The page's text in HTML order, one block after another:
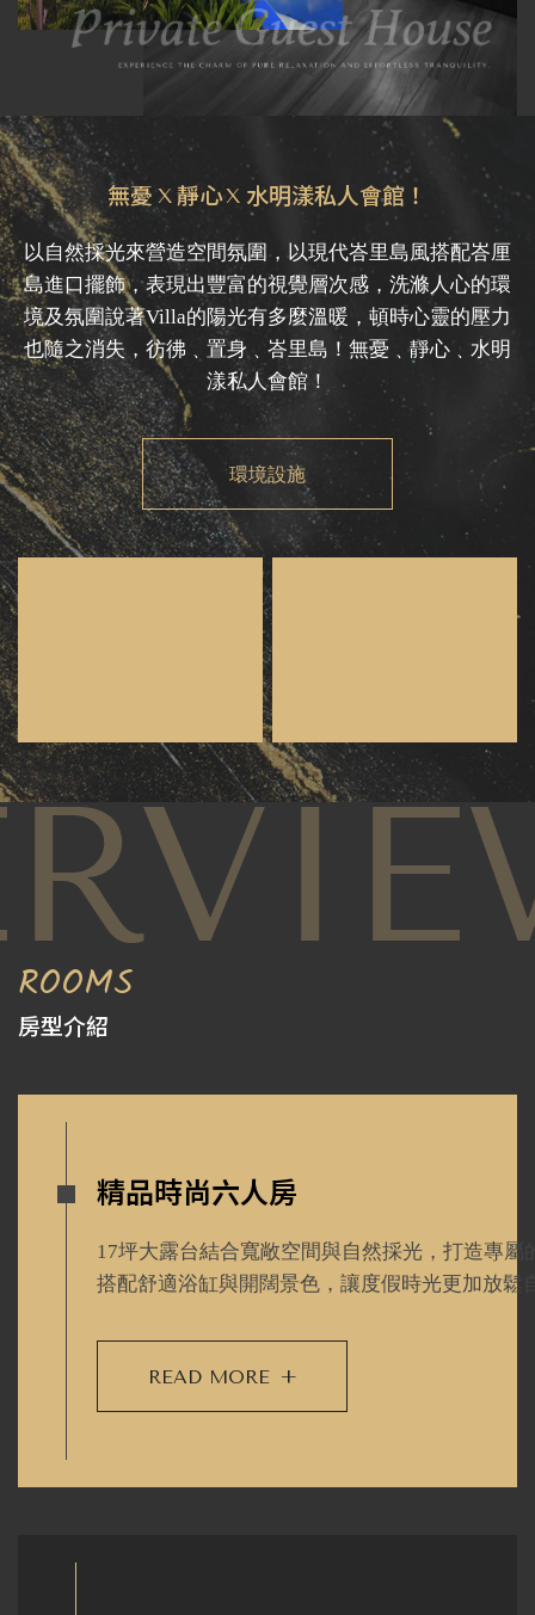
無憂 X 靜心X 水明漾私人會館！
以自然採光來營造空間氛圍，以現代峇里島風搭配峇厘
島進口擺飾，表現出豐富的視覺層次感，洗滌人心的環
境及氛圍說著Villa的陽光有多麼溫暖，頓時心靈的壓力
也隨之消失，彷彿﹑置身﹑峇里島！無憂﹑靜心﹑水明
漾私人會館！
環境設施
ROOMS
房型介紹
精品時尚六人房
17坪大露台結合寬敞空間與自然採光，打造專屬
搭配舒適浴缸與開闊景色，讓度假時光更加放鬆
READ MORE +